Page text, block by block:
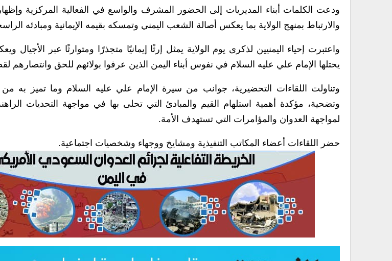
ودعت الكلمات أبناء المديريات إلى الحضور المشرف والواسع في الفعالية المركزية
والارتباط بمنهج الولاية بما يعكس أصالة الشعب اليمني وتمسكه بقيمه الإيمانية ومبادئه
واعتبرت إحياء اليمنيين لذكرى يوم الولاية يمثل إرثًا إيمانيًا متجذرًا ومتوارثًا عبر الأجيال
يحتلها الإمام علي عليه السلام في نفوس أبناء اليمن الذين عرفوا بولائهم للحق وانتصارهم
وتناولت اللقاءات التحضيرية، جوانب من سيرة الإمام علي عليه السلام وما تميز
وتضحية، مؤكدة أهمية استلهام القيم والمبادئ التي تحلى بها في مواجهة التحديات
لمواجهة العدوان والمؤامرات التي تستهدف الأمة.
حضر اللقاءات أعضاء المكاتب التنفيذية ومشايخ ووجهاء وشخصيات اجتماعية.